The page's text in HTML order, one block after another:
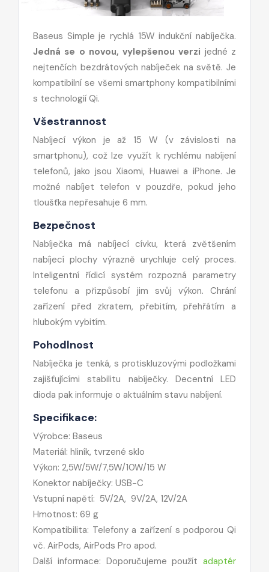
Baseus Simple je rychlá 15W indukční nabíječka.
Jedná se o novou, vylepšenou verzi jedné z
nejtenčích bezdrátových nabíječek na světě. Je
kompatibilní se všemi smartphony kompatibilními
s technologií Qi.
Všestrannost
Nabíjecí výkon je až 15 W (v závislosti na
smartphonu), což lze využít k rychlému nabíjení
telefonů, jako jsou Xiaomi, Huawei a iPhone. Je
možné nabíjet telefon v pouzdře, pokud jeho
tloušťka nepřesahuje 6 mm.
Bezpečnost
Nabíječka má nabíjecí cívku, která zvětšením
nabíjecí plochy výrazně urychluje celý proces.
Inteligentní řídicí systém rozpozná parametry
telefonu a přizpůsobí jim svůj výkon. Chrání
zařízení před zkratem, přebitím, přehřátím a
hlubokým vybitím.
Pohodlnost
Nabíječka je tenká, s protiskluzovými podložkami
zajišťujícími stabilitu nabíječky. Decentní LED
dioda pak informuje o aktuálním stavu nabíjení.
Specifikace:
Výrobce: Baseus
Materiál: hliník, tvrzené sklo
Výkon: 2,5W/5W/7,5W/10W/15 W
Konektor nabíječky: USB-C
Vstupní napětí: 5V/2A, 9V/2A, 12V/2A
Hmotnost: 69 g
Kompatibilita: Telefony a zařízení s podporou Qi
vč. AirPods, AirPods Pro apod.
Další informace: Doporučujeme použít adaptér